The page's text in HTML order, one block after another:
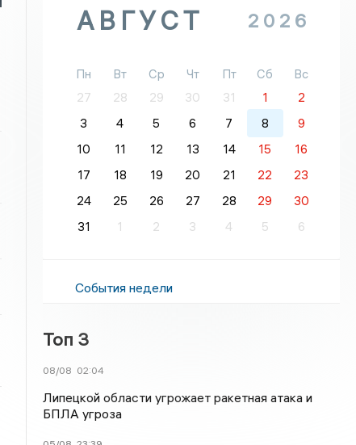
АВГУСТ 2026
Пн Вт Ср Чт Пт Сб
Вс
27
28 29 30 31 1
2
3
4 5 6 7 8
9
10
11 12 13 14 15
16
17
18 19 20 21 22
23
24
25 26 27 28 29
30
31
1 2 3 4 5 6
События недели
Топ 3
08/08 02:04
Липецкой области угрожает ракетная атака и
БПЛА угроза